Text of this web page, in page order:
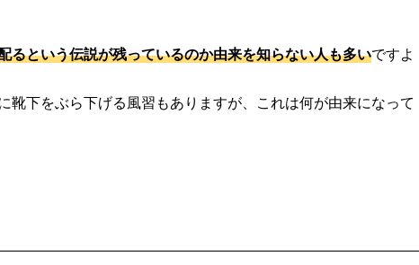
るという伝説が残っているのか由来を知らない人も多いですよ
下をぶら下げる風習もありますが、これは何が由来になって